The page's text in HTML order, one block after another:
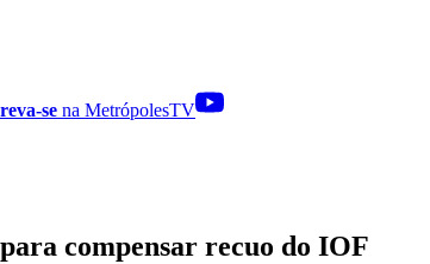
se na MetrópolesTV
compensar recuo do IOF